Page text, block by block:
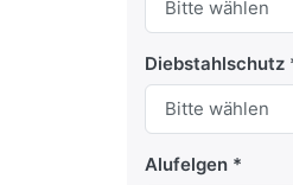
Diebstahlschutz
Alufelgen